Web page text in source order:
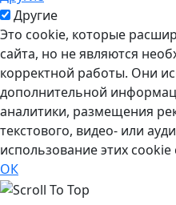
Другие
Это cookie, которые
сайта, но не являются
корректной работы. Они
дополнительной
аналитики, размещения
текстового, видео- или
использование этих cookie
ОК